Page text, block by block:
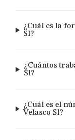
¿Cuál es la
Sl?
¿Cuántos
Sl?
¿Cuál es el
Velasco Sl?